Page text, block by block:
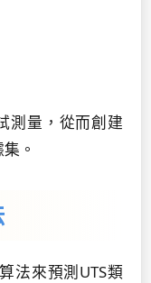
測量，從而創建
。
法來預測UTS類